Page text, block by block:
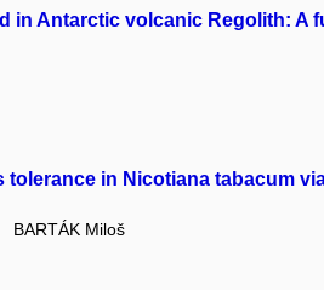
in Antarctic volcanic Regolith: A
in Nicotiana tabacum
BARTÁK Miloš